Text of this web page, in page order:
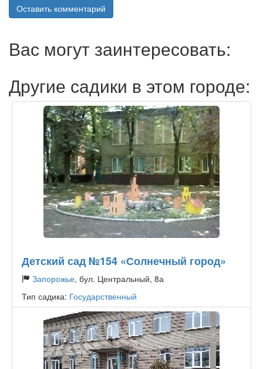
Оставить комментарий
Вас могут заинтересовать:
Другие садики в этом городе:
Детский сад №154 «Солнечный город»
Запорожье, бул. Центральный, 8а
Тип садика: Государственный